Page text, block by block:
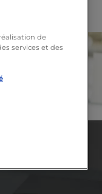
de
services et des